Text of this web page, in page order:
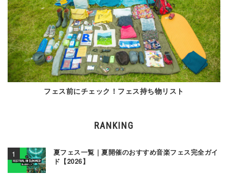
フェス前にチェック！フェス持ち物リスト
RANKING
夏フェス一覧｜夏開催のおすすめ音楽フェス完全ガイ
ド【2026】